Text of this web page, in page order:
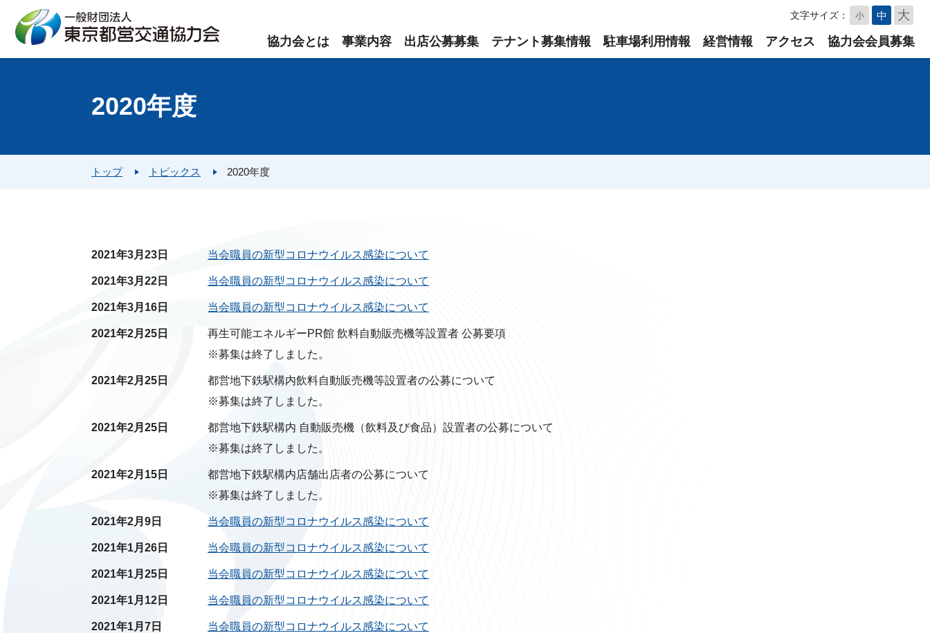
文字サイズ： 小 中
大
協力会とは
事業内容 出店公募募集 テナント募集情報 駐車場利用情報 経営情報 アクセス 協力会会員募集
2020年度
トップ トピックス 2020年度
2021年3月23日 当会職員の新型コロナウイルス感染について
2021年3月22日 当会職員の新型コロナウイルス感染について
2021年3月16日 当会職員の新型コロナウイルス感染について
2021年2月25日
再生可能エネルギーPR館 飲料自動販売機等設置者 公募要項
※募集は終了しました。
2021年2月25日
都営地下鉄駅構内飲料自動販売機等設置者の公募について
※募集は終了しました。
2021年2月25日
都営地下鉄駅構内 自動販売機（飲料及び食品）設置者の公募について
※募集は終了しました。
2021年2月15日
都営地下鉄駅構内店舗出店者の公募について
※募集は終了しました。
2021年2月9日 当会職員の新型コロナウイルス感染について
2021年1月26日 当会職員の新型コロナウイルス感染について
2021年1月25日 当会職員の新型コロナウイルス感染について
2021年1月12日 当会職員の新型コロナウイルス感染について
2021年1月7日 当会職員の新型コロナウイルス感染について